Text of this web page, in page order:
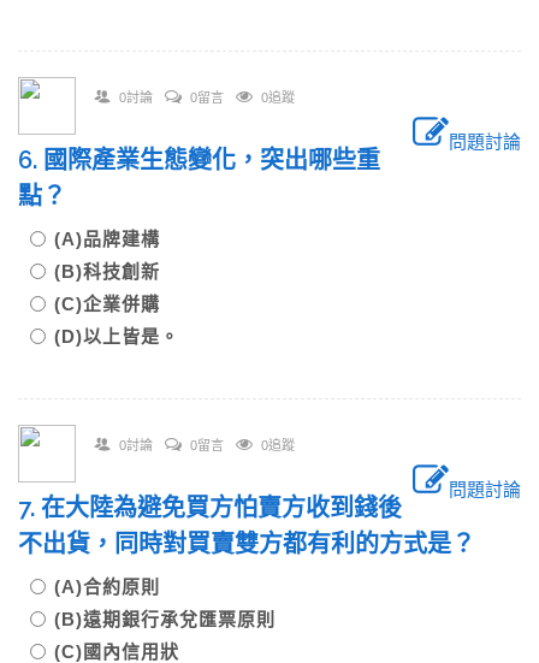
0討論 0留言 0追蹤
問題討論
6. 國際產業生態變化，突出哪些重
點？
(A)品牌建構
(B)科技創新
(C)企業併購
(D)以上皆是。
0討論 0留言 0追蹤
問題討論
7. 在大陸為避免買方怕賣方收到錢後
不出貨，同時對買賣雙方都有利的方式是？
(A)合約原則
(B)遠期銀行承兌匯票原則
(C)國內信用狀